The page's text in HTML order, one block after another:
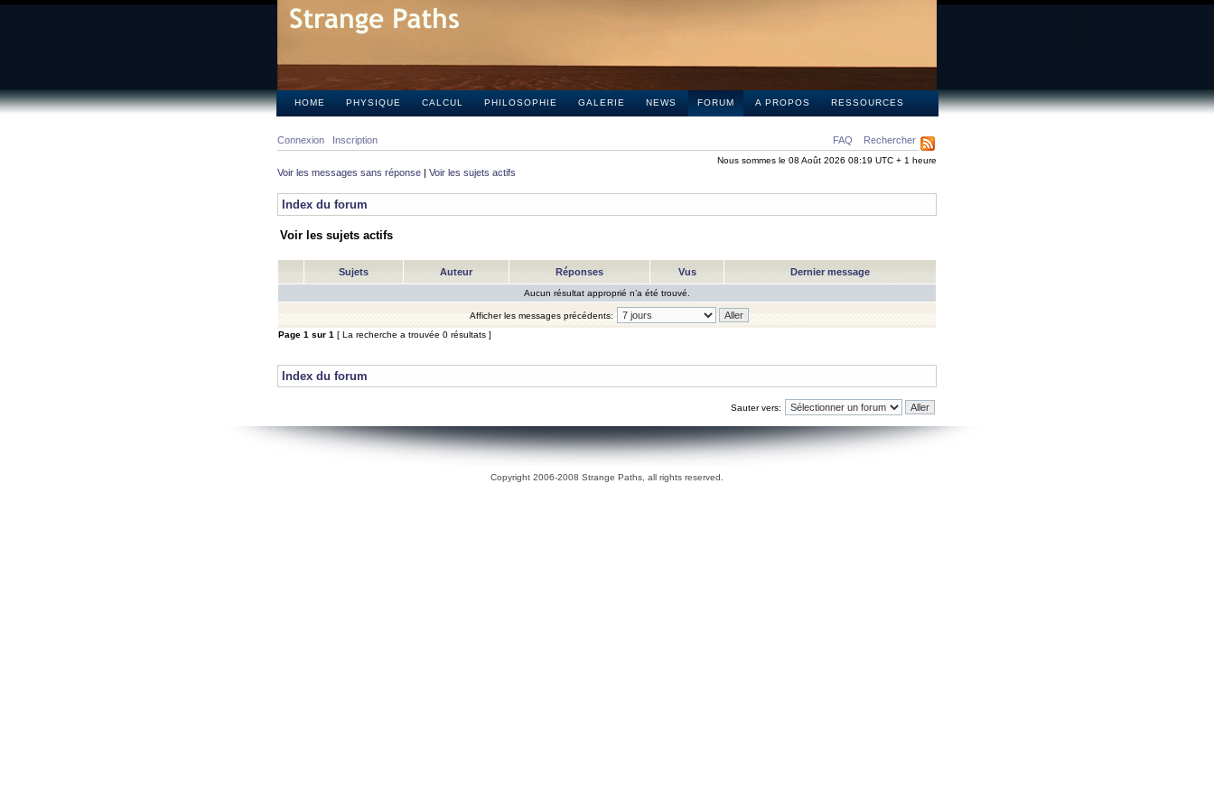
HOME PHYSIQUE CALCUL PHILOSOPHIE GALERIE NEWS FORUM A PROPOS RESSOURCES
FAQ Rechercher
Connexion Inscription
Nous sommes le 08 Août 2026 08:19 UTC + 1 heure
Voir les messages sans réponse | Voir les sujets actifs
Index du forum
Voir les sujets actifs
Sujets Auteur Réponses Vus Dernier message
Aucun résultat approprié n’a été trouvé.
Afficher les messages précédents:
Page 1 sur 1 [ La recherche a trouvée 0 résultats ]
Index du forum
Sauter vers:
Copyright 2006-2008 Strange Paths, all rights reserved.